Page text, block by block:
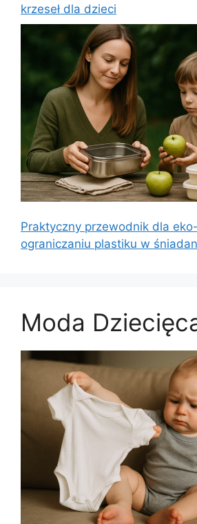
krzeseł dla dzieci
Praktyczny przewodnik dla
ograniczaniu plastiku w
Moda